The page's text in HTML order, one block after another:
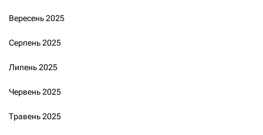
Вересень 2025
Серпень 2025
Липень 2025
Червень 2025
Травень 2025